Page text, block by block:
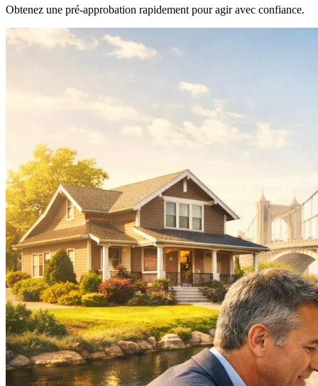
Obtenez une pré-approbation rapidement pour agir avec confiance.